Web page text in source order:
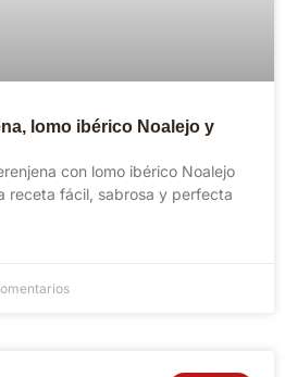
lomo ibérico Noalejo y
con lomo ibérico Noalejo
receta fácil, sabrosa y perfecta